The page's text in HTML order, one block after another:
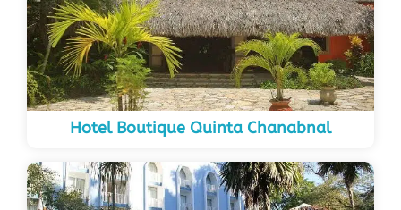
Hotel Boutique Quinta Chanabnal